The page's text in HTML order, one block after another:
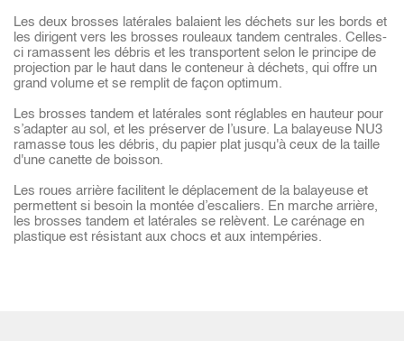
Les deux brosses latérales balaient les déchets sur les bords et
les dirigent vers les brosses rouleaux tandem centrales. Celles-
ci ramassent les débris et les transportent selon le principe de
projection par le haut dans le conteneur à déchets, qui offre un
grand volume et se remplit de façon optimum.
Les brosses tandem et latérales sont réglables en hauteur pour
s’adapter au sol, et les préserver de l’usure. La balayeuse NU3
ramasse tous les débris, du papier plat jusqu'à ceux de la taille
d'une canette de boisson.
Les roues arrière facilitent le déplacement de la balayeuse et
permettent si besoin la montée d’escaliers. En marche arrière,
les brosses tandem et latérales se relèvent. Le carénage en
plastique est résistant aux chocs et aux intempéries.